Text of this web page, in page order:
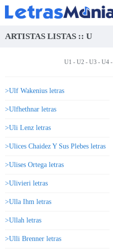
ARTISTAS LISTAS :: U
U1 - U2 - U3 - U4 -
>Ulf Wakenius letras
>Ulfhethnar letras
>Uli Lenz letras
>Ulices Chaidez Y Sus Plebes letras
>Ulises Ortega letras
>Ulivieri letras
>Ulla Ihm letras
>Ullah letras
>Ulli Brenner letras